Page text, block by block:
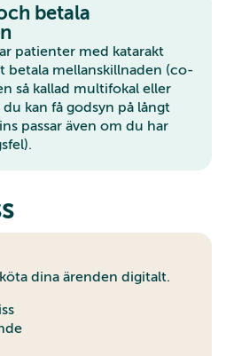
betala
patienter med katarakt
betala mellanskillnaden (co-
så kallad multifokal eller
kan få godsyn på långt
passar även om du har
dina ärenden digitalt.